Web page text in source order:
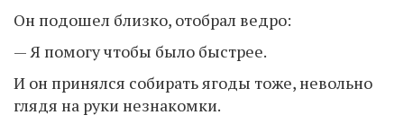
Он подошел близко, отобрал ведро:
— Я помогу чтобы было быстрее.
И он принялся собирать ягоды тоже, невольно
глядя на руки незнакомки.